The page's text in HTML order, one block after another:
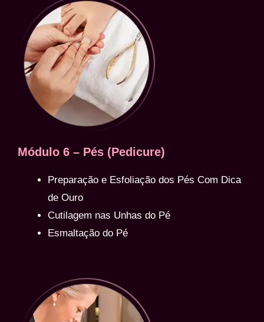
Módulo 6 – Pés (Pedicure)
Preparação e Esfoliação dos Pés Com Dica
de Ouro
Cutilagem nas Unhas do Pé
Esmaltação do Pé